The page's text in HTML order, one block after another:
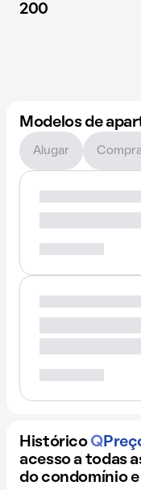
200
Modelos de
Alugar
Histórico Q
acesso a todas
do condomínio e